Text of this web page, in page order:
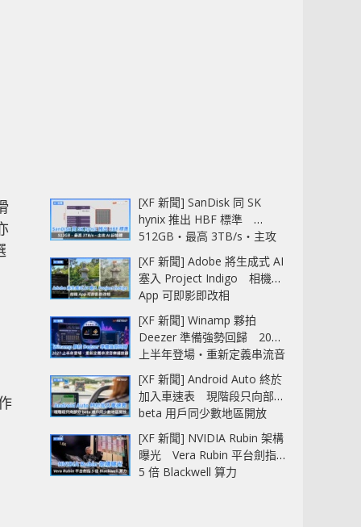
[XF 新聞] SanDisk 同 SK
hynix 推出 HBF 標準
512GB‧最高 3TB/s‧主攻
AI 記憶體
[XF 新聞] Adobe 將生成式 AI
塞入 Project Indigo 相機
App 可即影即改相
[XF 新聞] Winamp 夥拍
Deezer 準備強勢回歸 2027
上半年登場‧重新定義串流音
樂播放器
[XF 新聞] Android Auto 終於
加入車速表 現階段只向部分
beta 用戶同少數地區開放
[XF 新聞] NVIDIA Rubin 架構
曝光 Vera Rubin 平台劍指
5 倍 Blackwell 算力